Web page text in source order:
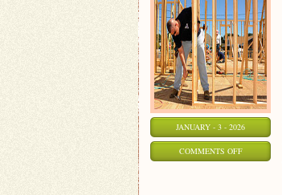
JANUARY - 3 - 2026
COMMENTS OFFON